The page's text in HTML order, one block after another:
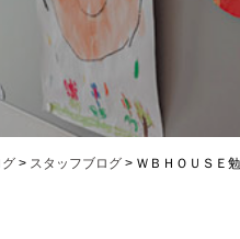
グ > スタッフブログ > ＷＢＨＯＵＳＥ